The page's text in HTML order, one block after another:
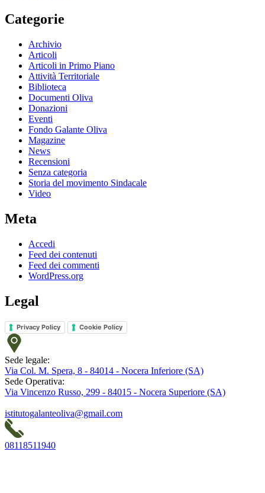
Categorie
Archivio
Articoli
Articoli in Primo Piano
Attività Territoriale
Biblioteca
Documenti Oliva
Donazioni
Eventi
Fondo Galante Oliva
Magazine
News
Recensioni
Senza categoria
Storia del movimento Sindacale
Video
Meta
Accedi
Feed dei contenuti
Feed dei commenti
WordPress.org
Legal
Privacy Policy Cookie Policy
Sede legale:
Via Col. M. Spera, 8 - 84014 - Nocera Inferiore (SA)
Sede Operativa:
Via Vincenzo Russo, 299 - 84015 - Nocera Superiore (SA)
istitutogalanteoliva@gmail.com
08118511940